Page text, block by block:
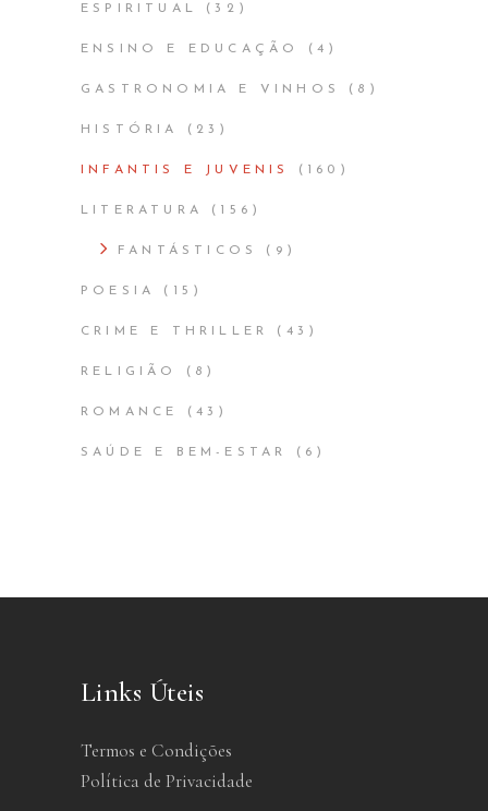
ESPIRITUAL (32)
ENSINO E EDUCAÇÃO (4)
GASTRONOMIA E VINHOS (8)
HISTÓRIA (23)
INFANTIS E JUVENIS (160)
LITERATURA (156)
FANTÁSTICOS (9)
POESIA (15)
CRIME E THRILLER (43)
RELIGIÃO (8)
ROMANCE (43)
SAÚDE E BEM-ESTAR (6)
Links Úteis
Termos e Condições
Política de Privacidade